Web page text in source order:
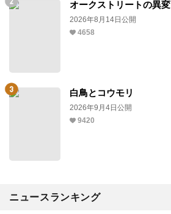
オークストリートの異変
2026年8月14日公開
4658
白鳥とコウモリ
2026年9月4日公開
9420
ニュースランキング